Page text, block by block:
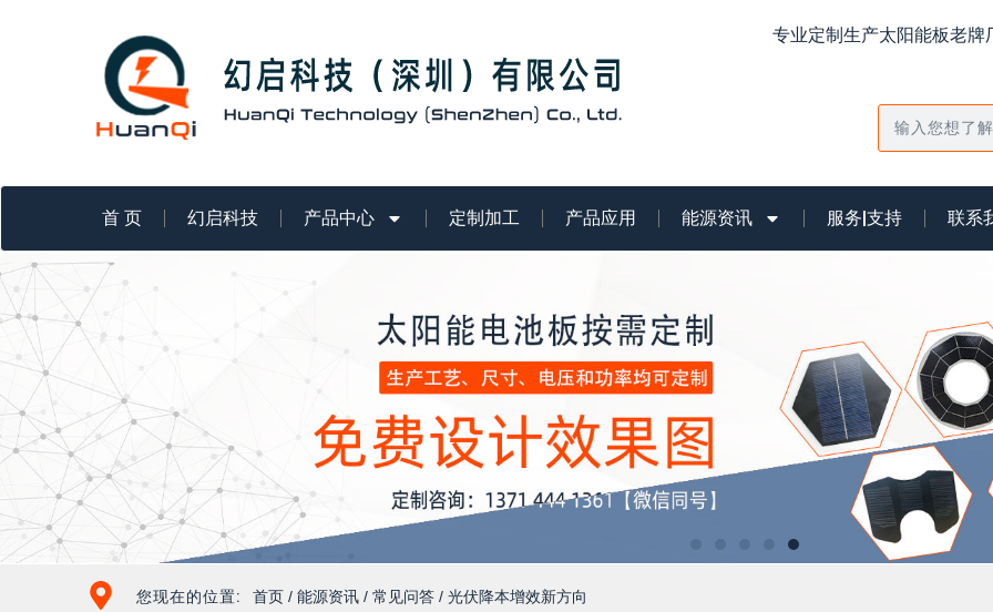
专业定制生产太阳能板老
索
首 页 幻启科技 产品中心 定制加工 产品应用 能源资讯 服务|支持 联系
您现在的位置: 首页 / 能源资讯 / 常见问答 / 光伏降本增效新方向